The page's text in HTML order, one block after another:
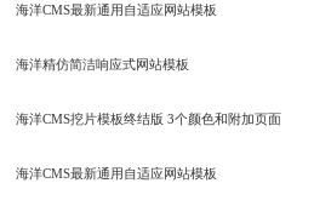
海洋CMS最新通用自适应网站模板
海洋精仿简洁响应式网站模板
海洋CMS挖片模板终结版 3个颜色和附加页面
海洋CMS最新通用自适应网站模板